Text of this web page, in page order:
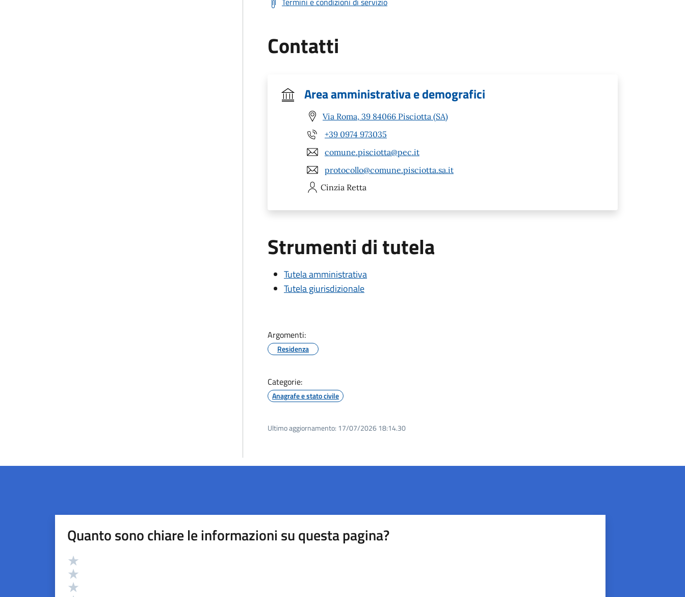
Contatti
Area amministrativa e demografici
Via Roma, 39 84066 Pisciotta (SA)
+39 0974 973035
comune.pisciotta@pec.it
protocollo@comune.pisciotta.sa.it
Cinzia Retta
Strumenti di tutela
Tutela amministrativa
Tutela giurisdizionale
Argomenti:
Residenza
Categorie:
Anagrafe e stato civile
Ultimo aggiornamento: 17/07/2026 18:14.30
Quanto sono chiare le informazioni su questa pagina?
Valutazione